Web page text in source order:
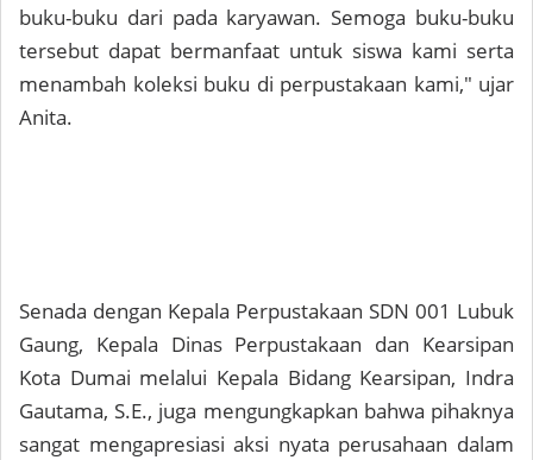
buku-buku dari pada karyawan. Semoga buku-buku
tersebut dapat bermanfaat untuk siswa kami serta
menambah koleksi buku di perpustakaan kami," ujar
Anita.
Senada dengan Kepala Perpustakaan SDN 001 Lubuk
Gaung, Kepala Dinas Perpustakaan dan Kearsipan
Kota Dumai melalui Kepala Bidang Kearsipan, Indra
Gautama, S.E., juga mengungkapkan bahwa pihaknya
sangat mengapresiasi aksi nyata perusahaan dalam